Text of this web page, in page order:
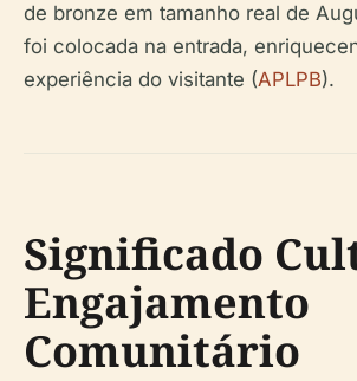
de bronze em tamanho real de
foi colocada na entrada,
experiência do visitante (APLPB).
Significado
Engajamento
Comunitário